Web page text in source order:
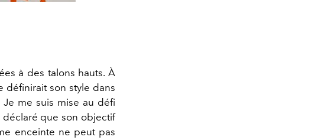
à des talons hauts. À
définirait son style dans
Je me suis mise au défi
déclaré que son objectif
enceinte ne peut pas